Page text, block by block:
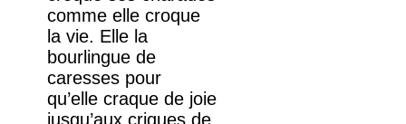
comme elle croque
la vie. Elle la
bourlingue de
caresses pour
qu’elle craque de joie
jusqu’aux criques de